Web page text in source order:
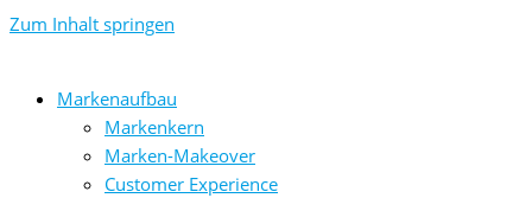
Zum Inhalt springen
Markenaufbau
Markenkern
Marken-Makeover
Customer Experience